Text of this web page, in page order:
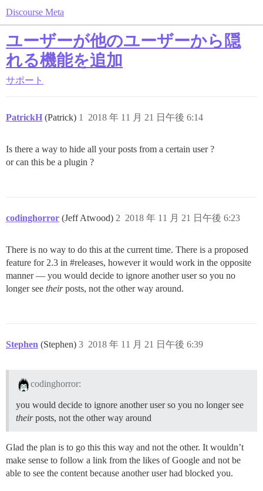
Discourse Meta
ユーザーが他のユーザーから隠
れる機能を追加
サポート
PatrickH (Patrick) 2018 年 11 月 21 日午後 6:14
1
Is there a way to hide all your posts from a certain user ?
or can this be a plugin ?
codinghorror (Jeff Atwood) 2018 年 11 月 21 日午後 6:23
2
There is no way to do this at the current time. There is a proposed
feature for 2.3 in #releases, however it would work in the opposite
manner — you would decide to ignore another user so you no
longer see theirposts, not the other way around.
Stephen (Stephen) 2018 年 11 月 21 日午後 6:39
3
codinghorror:
you would decide to ignore another user so you no longer see
theirposts, not the other way around
Glad the plan is to go this this way and not the other. It wouldn’t
make sense to follow a link from the likes of Google and not be
able to see the content because another user had blocked you.